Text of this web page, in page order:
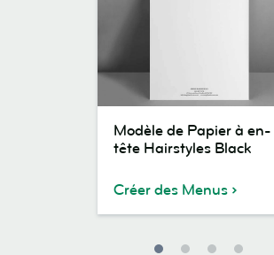
Papier
en-
tête
Hairstyles
Modèle de Papier à en-
tête Hairstyles Black
Créer des Menus